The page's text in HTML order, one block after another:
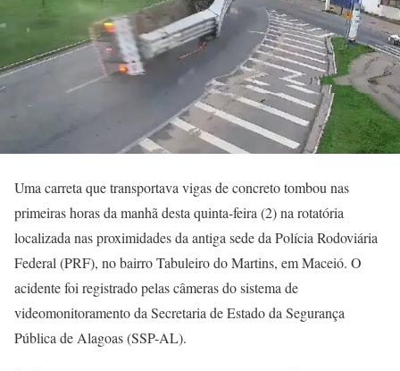
Uma carreta que transportava vigas de concreto tombou nas
primeiras horas da manhã desta quinta-feira (2) na rotatória
localizada nas proximidades da antiga sede da Polícia Rodoviária
Federal (PRF), no bairro Tabuleiro do Martins, em Maceió. O
acidente foi registrado pelas câmeras do sistema de
videomonitoramento da Secretaria de Estado da Segurança
Pública de Alagoas (SSP-AL).